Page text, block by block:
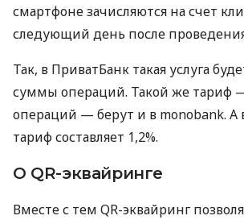
смартфоне зачисляются на счет
следующий день после
Так, в ПриватБанк такая услуга
суммы операций. Такой же тариф
операций — берут и в monobank. А
тариф составляет 1,2%.
О QR-эквайринге
Вместе с тем QR-эквайринг